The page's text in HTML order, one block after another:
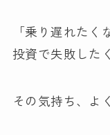
「乗り遅れた
投資で失敗した
その気持ち、よ